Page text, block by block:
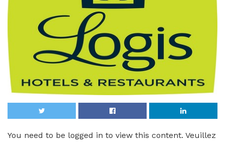
You need to be logged in to view this content. Veuillez